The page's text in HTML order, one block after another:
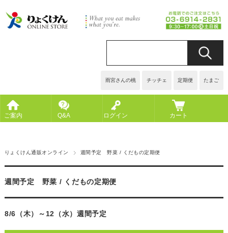
雨宮さんの桃 チッチェ 定期便 たまご
ご案内 Q&A ログイン カート
りょくけん通販オンライン 週間予定 野菜 / くだもの定期便
週間予定 野菜 / くだもの定期便
8/6（木）～12（水）週間予定